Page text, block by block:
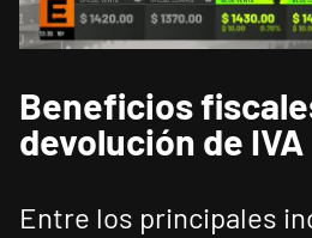
Beneficios
devolución de IVA
Entre los principales